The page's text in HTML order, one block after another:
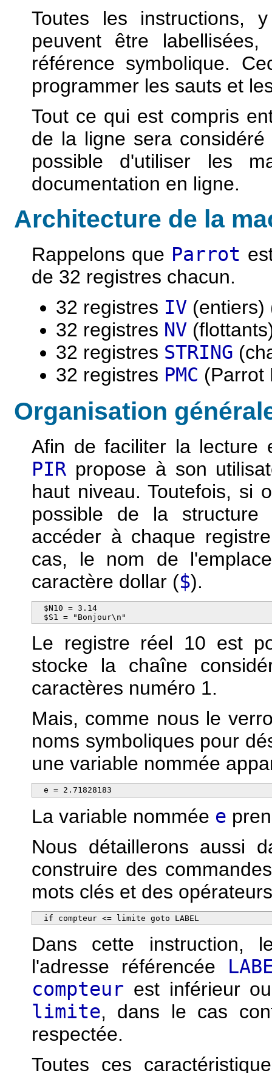
Toutes les instructions,
peuvent être
référence symbolique.
programmer les sauts et
Tout ce qui est compris
de la ligne sera
possible d'utiliser les
documentation en ligne.
Architecture de la
Rappelons que Parrot
de 32 registres chacun.
32 registres IV (entiers)
32 registres NV
32 registres STRING
32 registres PMC (Parrot
Organisation
Afin de faciliter la lecture
PIR propose à son
haut niveau. Toutefois, si
possible de la
accéder à chaque
cas, le nom de
caractère dollar ($).
  $N10 = 3.14
  $S1 = "Bonjour\n"
Le registre réel 10 est
stocke la chaîne
caractères numéro 1.
Mais, comme nous le
noms symboliques pour
une variable nommée
  e = 2.71828183
La variable nommée e
Nous détaillerons aussi
construire des
mots clés et des
  if compteur <= limite goto LABEL
Dans cette instruction,
l'adresse référencée
compteur est inférieur
limite, dans le cas
respectée.
Toutes ces